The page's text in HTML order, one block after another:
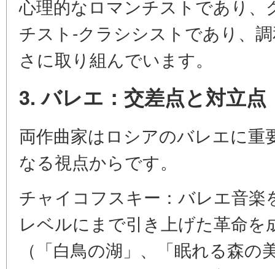
心理的なロマンチストであり
チスト-クラシシストであり、
さに取り組んでいます。
3. バレエ：交差点と対立点
両作曲家はロシアのバレエに重
なる視点からです。
チャイコフスキー：バレエ音
レベルにまで引き上げた革命
（「白鳥の湖」、「眠れる森